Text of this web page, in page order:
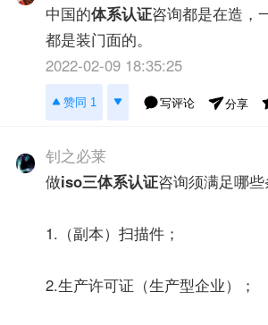
中国的体系认证咨询都是在造，
都是装门面的。
2022-02-09 18:35:25
赞同 1 写评论 分享
钊之必莱
做iso三体系认证咨询须满足哪些
1.（副本）扫描件；
2.生产许可证（生产型企业）；